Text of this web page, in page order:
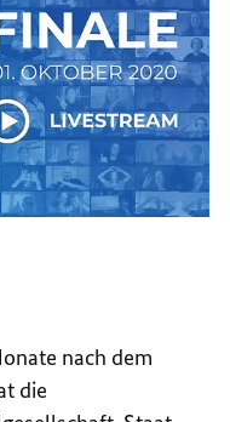
nach dem
die